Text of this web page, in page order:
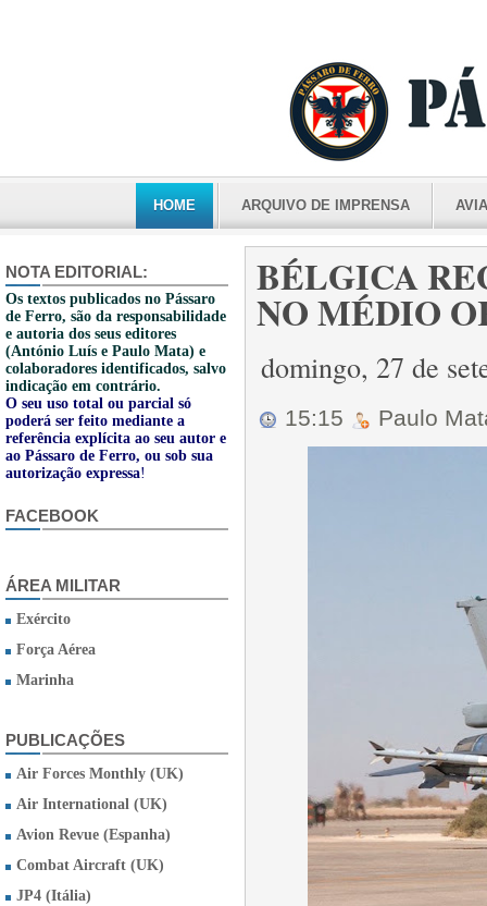
HOME ARQUIVO DE IMPRENSA
NOTA EDITORIAL:
Os textos publicados no Pássaro
de Ferro, são da responsabilidade
e autoria dos seus editores
(António Luís e Paulo Mata) e
colaboradores identificados, salvo
indicação em contrário.
O seu uso total ou parcial só
poderá ser feito mediante a
referência explícita ao seu autor e
ao Pássaro de Ferro, ou sob sua
autorização expressa!
FACEBOOK
ÁREA MILITAR
Exército
Força Aérea
Marinha
PUBLICAÇÕES
Air Forces Monthly (UK)
Air International (UK)
Avion Revue (Espanha)
Combat Aircraft (UK)
JP4 (Itália)
BÉLGICA
NO MÉDIO
domingo, 27 de
15:15 Paulo